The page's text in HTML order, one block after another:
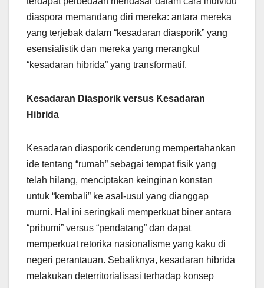
diaspora memandang diri mereka: antara mereka
yang terjebak dalam “kesadaran diasporik” yang
esensialistik dan mereka yang merangkul
“kesadaran hibrida” yang transformatif.
Kesadaran Diasporik versus Kesadaran
Hibrida
Kesadaran diasporik cenderung mempertahankan
ide tentang “rumah” sebagai tempat fisik yang
telah hilang, menciptakan keinginan konstan
untuk “kembali” ke asal-usul yang dianggap
murni. Hal ini seringkali memperkuat biner antara
“pribumi” versus “pendatang” dan dapat
memperkuat retorika nasionalisme yang kaku di
negeri perantauan. Sebaliknya, kesadaran hibrida
melakukan deterritorialisasi terhadap konsep